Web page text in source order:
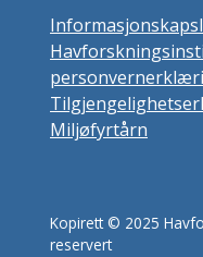
Miljøfyrtårn
Kopirett © 2025
reservert